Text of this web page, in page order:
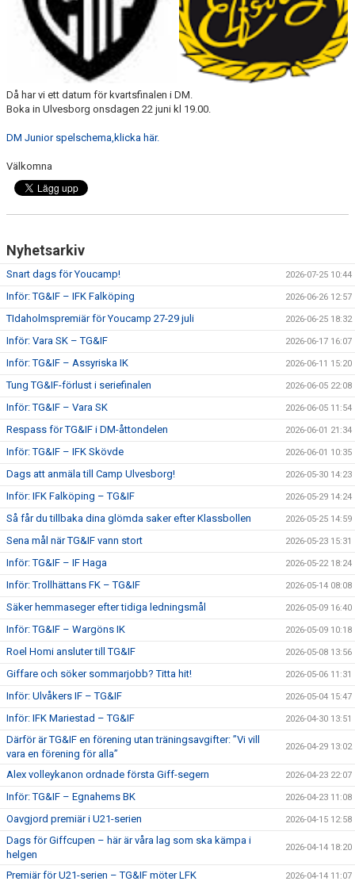
CUPER ARBETSBESKRIVNING
PLANSCHEMA
Då har vi ett datum för kvartsfinalen i DM.
Boka in Ulvesborg onsdagen 22 juni kl 19.00.
DM Junior spelschema,klicka här.
Välkomna
Nyhetsarkiv
Snart dags för Youcamp! 2026-07-25 10:44
Inför: TG&IF – IFK Falköping 2026-06-26 12:57
TIdaholmspremiär för Youcamp 27-29 juli 2026-06-25 18:32
Inför: Vara SK – TG&IF 2026-06-17 16:07
Inför: TG&IF – Assyriska IK 2026-06-11 15:20
Tung TG&IF-förlust i seriefinalen 2026-06-05 22:08
Inför: TG&IF – Vara SK 2026-06-05 11:54
Respass för TG&IF i DM-åttondelen 2026-06-01 21:34
Inför: TG&IF – IFK Skövde 2026-06-01 10:35
Dags att anmäla till Camp Ulvesborg! 2026-05-30 14:23
Inför: IFK Falköping – TG&IF 2026-05-29 14:24
Så får du tillbaka dina glömda saker efter Klassbollen 2026-05-25 14:59
Sena mål när TG&IF vann stort 2026-05-23 15:31
Inför: TG&IF – IF Haga 2026-05-22 18:24
Inför: Trollhättans FK – TG&IF 2026-05-14 08:08
Säker hemmaseger efter tidiga ledningsmål 2026-05-09 16:40
Inför: TG&IF – Wargöns IK 2026-05-09 10:18
Roel Homi ansluter till TG&IF 2026-05-08 13:56
Giffare och söker sommarjobb? Titta hit! 2026-05-06 11:31
Inför: Ulvåkers IF – TG&IF 2026-05-04 15:47
Inför: IFK Mariestad – TG&IF 2026-04-30 13:51
Därför är TG&IF en förening utan träningsavgifter: ”Vi vill
vara en förening för alla”
2026-04-29 13:02
Alex volleykanon ordnade första Giff-segern 2026-04-23 22:07
Inför: TG&IF – Egnahems BK 2026-04-23 11:08
Oavgjord premiär i U21-serien 2026-04-15 12:58
Dags för Giffcupen – här är våra lag som ska kämpa i
helgen
2026-04-14 18:20
Premiär för U21-serien – TG&IF möter LFK 2026-04-14 11:07